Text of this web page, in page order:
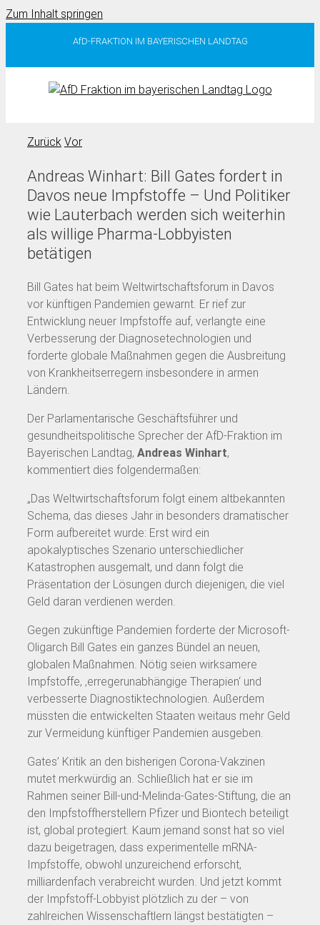
Zum Inhalt springen
AfD-FRAKTION IM BAYERISCHEN LANDTAG
Zurück Vor
Andreas Winhart: Bill Gates fordert in
Davos neue Impfstoffe – Und Politiker
wie Lauterbach werden sich weiterhin
als willige Pharma-Lobbyisten
betätigen
Bill Gates hat beim Weltwirtschaftsforum in Davos
vor künftigen Pandemien gewarnt. Er rief zur
Entwicklung neuer Impfstoffe auf, verlangte eine
Verbesserung der Diagnosetechnologien und
forderte globale Maßnahmen gegen die Ausbreitung
von Krankheitserregern insbesondere in armen
Ländern.
Der Parlamentarische Geschäftsführer und
gesundheitspolitische Sprecher der AfD-Fraktion im
Bayerischen Landtag, Andreas Winhart,
kommentiert dies folgendermaßen:
„Das Weltwirtschaftsforum folgt einem altbekannten
Schema, das dieses Jahr in besonders dramatischer
Form aufbereitet wurde: Erst wird ein
apokalyptisches Szenario unterschiedlicher
Katastrophen ausgemalt, und dann folgt die
Präsentation der Lösungen durch diejenigen, die viel
Geld daran verdienen werden.
Gegen zukünftige Pandemien forderte der Microsoft-
Oligarch Bill Gates ein ganzes Bündel an neuen,
globalen Maßnahmen. Nötig seien wirksamere
Impfstoffe, ‚erregerunabhängige Therapien‘ und
verbesserte Diagnostiktechnologien. Außerdem
müssten die entwickelten Staaten weitaus mehr Geld
zur Vermeidung künftiger Pandemien ausgeben.
Gates’ Kritik an den bisherigen Corona-Vakzinen
mutet merkwürdig an. Schließlich hat er sie im
Rahmen seiner Bill-und-Melinda-Gates-Stiftung, die an
den Impfstoffherstellern Pfizer und Biontech beteiligt
ist, global protegiert. Kaum jemand sonst hat so viel
dazu beigetragen, dass experimentelle mRNA-
Impfstoffe, obwohl unzureichend erforscht,
milliardenfach verabreicht wurden. Und jetzt kommt
der Impfstoff-Lobbyist plötzlich zu der – von
zahlreichen Wissenschaftlern längst bestätigten –